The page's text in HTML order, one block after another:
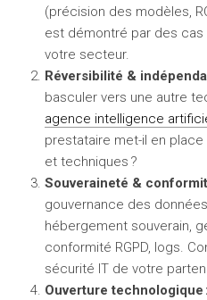
(précision des modèles,
est démontré par des cas
votre secteur.
Réversibilité &
basculer vers une autre
agence intelligence
prestataire met-il en
et techniques ?
Souveraineté &
gouvernance des
hébergement souverain,
conformité RGPD, logs.
sécurité IT de votre
Ouverture technologique :